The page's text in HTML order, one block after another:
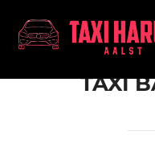
naar
inhoud
TAXI